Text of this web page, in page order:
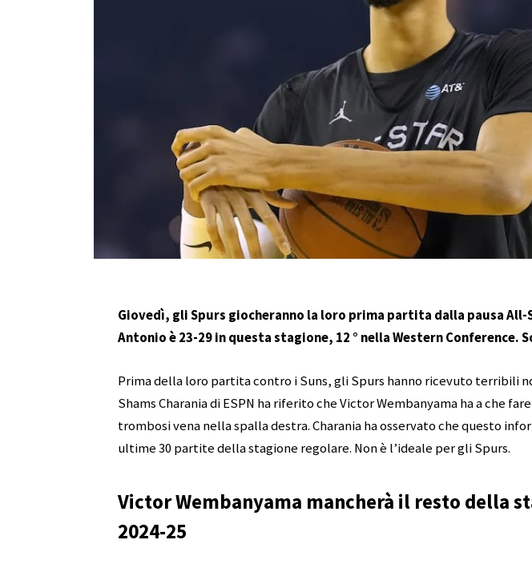
Giovedì, gli Spurs giocheranno la loro prima partita dalla pausa All-
Antonio è 23-29 in questa stagione, 12 ° nella Western Conference.
Prima della loro partita contro i Suns, gli Spurs hanno ricevuto terribili
Shams Charania di ESPN ha riferito che Victor Wembanyama ha a che
trombosi vena nella spalla destra. Charania ha osservato che questo
ultime 30 partite della stagione regolare. Non è l’ideale per gli Spurs.
Victor Wembanyama mancherà il resto della
2024-25